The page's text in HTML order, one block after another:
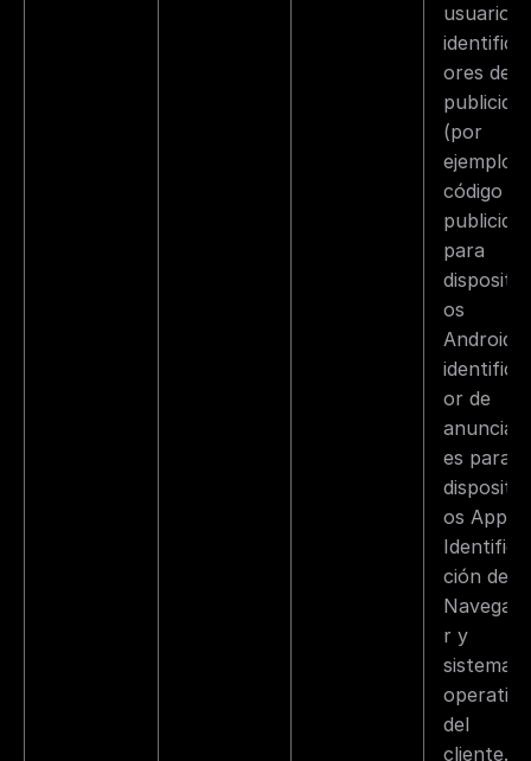
usuarios
ores de
(por
ejemplo,
código de
para
dispositiv
os
Android y
or de
es para
dispositiv
os
Identifica
ción del
r y
sistema
operativo
del
cliente.